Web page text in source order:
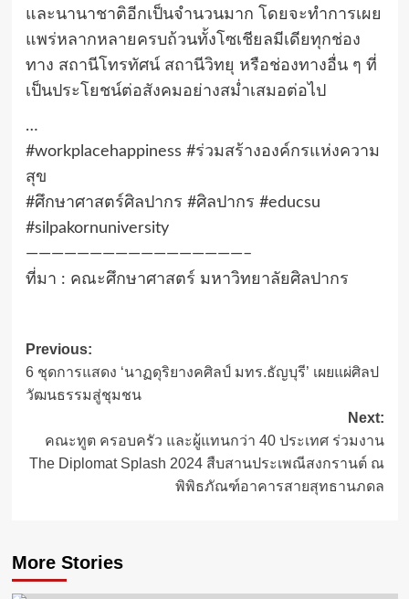
และนานาชาติอีกเป็นจำนวนมาก โดยจะทำการเผย
แพร่หลากหลายครบถ้วนทั้งโซเชียลมีเดียทุกช่อง
ทาง สถานีโทรทัศน์ สถานีวิทยุ หรือช่องทางอื่น ๆ ที่
เป็นประโยชน์ต่อสังคมอย่างสม่ำเสมอต่อไป
…
#workplacehappiness #ร่วมสร้างองค์กรแห่งความ
สุข
#ศึกษาศาสตร์ศิลปากร #ศิลปากร #educsu
#silpakornuniversity
—————————————————–
ที่มา : คณะศึกษาศาสตร์ มหาวิทยาลัยศิลปากร
Post
navigation
Previous:
6 ชุดการแสดง ‘นาฏดุริยางคศิลป์ มทร.ธัญบุรี’ เผยแผ่ศิลป
วัฒนธรรมสู่ชุมชน
Next:
คณะทูต ครอบครัว และผู้แทนกว่า 40 ประเทศ ร่วมงาน
The Diplomat Splash 2024 สืบสานประเพณีสงกรานต์ ณ
พิพิธภัณฑ์อาคารสายสุทธานภดล
More Stories